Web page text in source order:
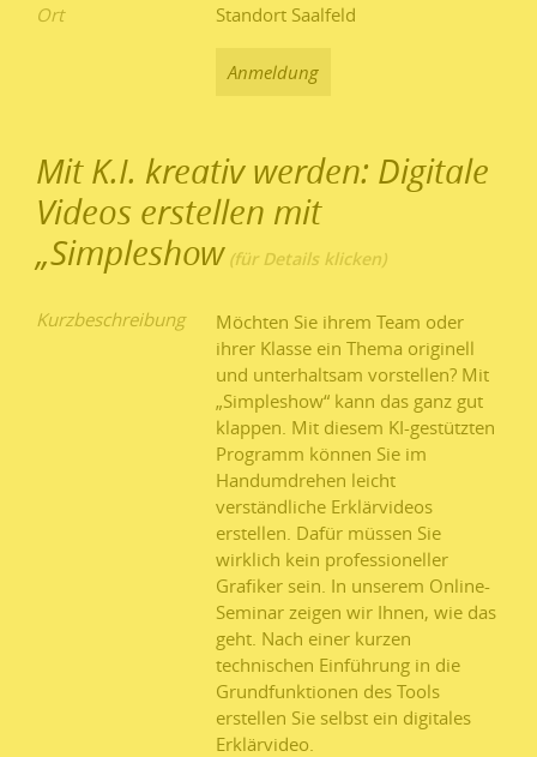
Ort
Standort Saalfeld
Anmeldung
Mit K.I. kreativ werden: Digitale
Videos erstellen mit
„Simpleshow
Kurzbeschreibung
Möchten Sie ihrem Team oder
ihrer Klasse ein Thema originell
und unterhaltsam vorstellen? Mit
„Simpleshow“ kann das ganz gut
klappen. Mit diesem KI-gestützten
Programm können Sie im
Handumdrehen leicht
verständliche Erklärvideos
erstellen. Dafür müssen Sie
wirklich kein professioneller
Grafiker sein. In unserem Online-
Seminar zeigen wir Ihnen, wie das
geht. Nach einer kurzen
technischen Einführung in die
Grundfunktionen des Tools
erstellen Sie selbst ein digitales
Erklärvideo.